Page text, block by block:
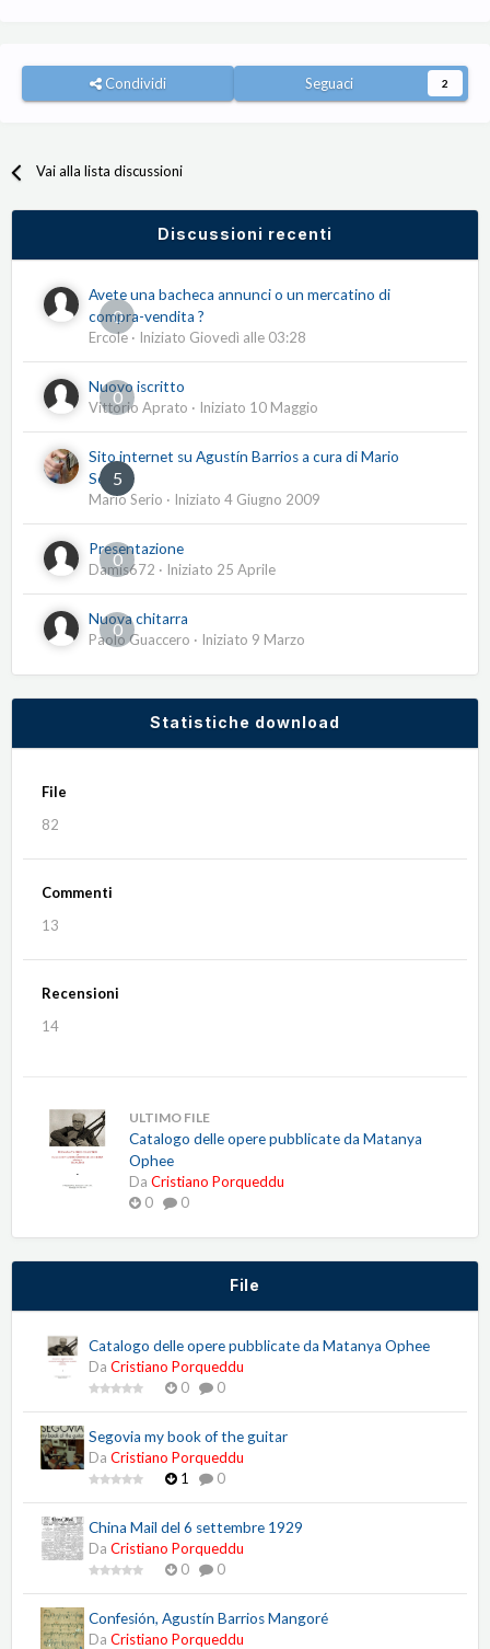
Condividi Seguaci 2
Vai alla lista discussioni
Discussioni recenti
0
Avete una bacheca annunci o un mercatino di
compra-vendita ?
Ercole · Iniziato Giovedì alle 03:28
0
Nuovo iscritto
Vittorio Aprato · Iniziato 10 Maggio
5
Sito internet su Agustín Barrios a cura di Mario
Serio
Mario Serio · Iniziato 4 Giugno 2009
0
Presentazione
Damis672 · Iniziato 25 Aprile
0
Nuova chitarra
Paolo Guaccero · Iniziato 9 Marzo
Statistiche download
File
82
Commenti
13
Recensioni
14
ULTIMO FILE
Catalogo delle opere pubblicate da Matanya
Ophee
Da Cristiano Porqueddu
0
0
File
Catalogo delle opere pubblicate da Matanya Ophee
Da Cristiano Porqueddu
0
0
Segovia my book of the guitar
Da Cristiano Porqueddu
1
0
China Mail del 6 settembre 1929
Da Cristiano Porqueddu
0
0
Confesión, Agustín Barrios Mangoré
Da Cristiano Porqueddu